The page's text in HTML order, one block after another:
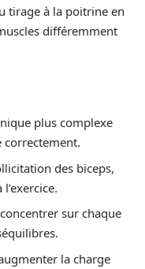
tirage à la poitrine en
différemment
plus complexe
correctement.
des biceps,
sur chaque
la charge